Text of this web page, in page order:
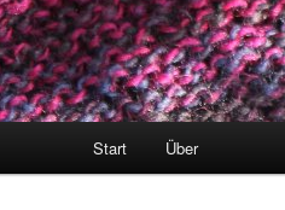
Start Über